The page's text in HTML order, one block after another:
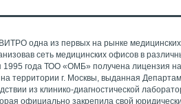
одна из первых на рынке медицинских
сеть медицинских офисов в
1995 года ТОО «ОМБ» получена лицензия
территории г. Москвы, выданная
из клинико-диагностической
официально закрепила свой